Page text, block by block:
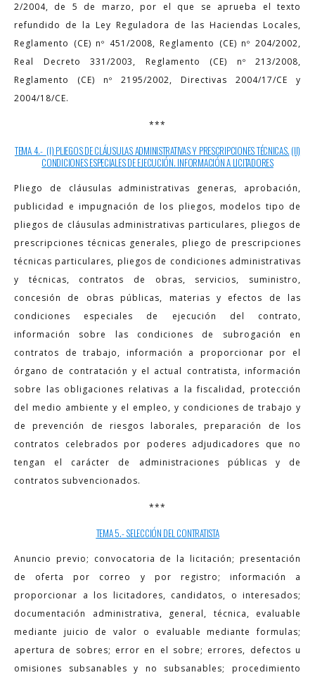
2/2004, de 5 de marzo, por el que se aprueba el texto
refundido de la Ley Reguladora de las Haciendas Locales,
Reglamento (CE) nº 451/2008, Reglamento (CE) nº 204/2002,
Real Decreto 331/2003, Reglamento (CE) nº 213/2008,
Reglamento (CE) nº 2195/2002, Directivas 2004/17/CE y
2004/18/CE.
***
TEMA 4.- (I) PLIEGOS DE CLÁUSULAS ADMINISTRATIVAS Y PRESCRIPCIONES TÉCNICAS. (II)
CONDICIONES ESPECIALES DE EJECUCIÓN. INFORMACIÓN A LICITADORES
Pliego de cláusulas administrativas generas, aprobación,
publicidad e impugnación de los pliegos, modelos tipo de
pliegos de cláusulas administrativas particulares, pliegos de
prescripciones técnicas generales, pliego de prescripciones
técnicas particulares, pliegos de condiciones administrativas
y técnicas, contratos de obras, servicios, suministro,
concesión de obras públicas, materias y efectos de las
condiciones especiales de ejecución del contrato,
información sobre las condiciones de subrogación en
contratos de trabajo, información a proporcionar por el
órgano de contratación y el actual contratista, información
sobre las obligaciones relativas a la fiscalidad, protección
del medio ambiente y el empleo, y condiciones de trabajo y
de prevención de riesgos laborales, preparación de los
contratos celebrados por poderes adjudicadores que no
tengan el carácter de administraciones públicas y de
contratos subvencionados.
***
TEMA 5.- SELECCIÓN DEL CONTRATISTA
Anuncio previo; convocatoria de la licitación; presentación
de oferta por correo y por registro; información a
proporcionar a los licitadores, candidatos, o interesados;
documentación administrativa, general, técnica, evaluable
mediante juicio de valor o evaluable mediante formulas;
apertura de sobres; error en el sobre; errores, defectos u
omisiones subsanables y no subsanables; procedimiento